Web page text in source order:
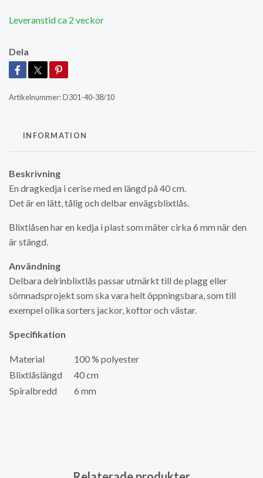
Leveranstid ca 2 veckor
Dela
Artikelnummer:D301-40-38/10
INFORMATION
Beskrivning
En dragkedja i cerise med en längd på 40 cm.
Det är en lätt, tålig och delbar envägsblixtlås.
Blixtlåsen har en kedja i plast som mäter cirka 6 mm när den
är stängd.
Användning
Delbara delrinblixtlås passar utmärkt till de plagg eller
sömnadsprojekt som ska vara helt öppningsbara, som till
exempel olika sorters jackor, koftor och västar.
Specifikation
Material
100 % polyester
Blixtlåslängd
40 cm
Spiralbredd
6 mm